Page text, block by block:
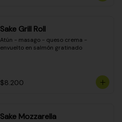
Sake Grill Roll
Atún - masago - queso crema -
envuelto en salmón gratinado
$8.200
Sake Mozzarella